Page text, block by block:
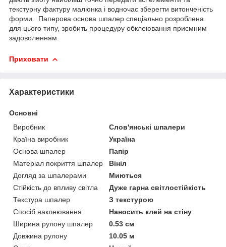
текстурну фактуру малюнка і водночас зберегти витонченість
форми. Паперова основа шпалер спеціально розроблена
для цього типу, зробить процедуру обклеювання приємним
задоволенням.
Приховати
Характеристики
Основні
Виробник
Слов'янські шпалери
Країна виробник
Україна
Основа шпалер
Папір
Матеріал покриття шпалер
Вініл
Догляд за шпалерами
Миються
Стійкість до впливу світла
Дуже гарна світлостійкість
Текстура шпалер
З текстурою
Спосіб наклеювання
Наносить клей на стіну
Ширина рулону шпалер
0.53 см
Довжина рулону
10.05 м